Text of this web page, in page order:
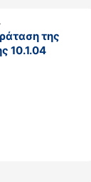
της
10.1.04